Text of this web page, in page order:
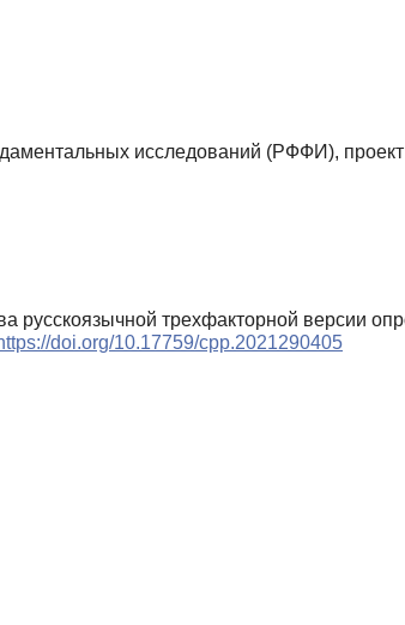
исследований (РФФИ),
трехфакторной версии
doi.org/10.17759/cpp.2021290405